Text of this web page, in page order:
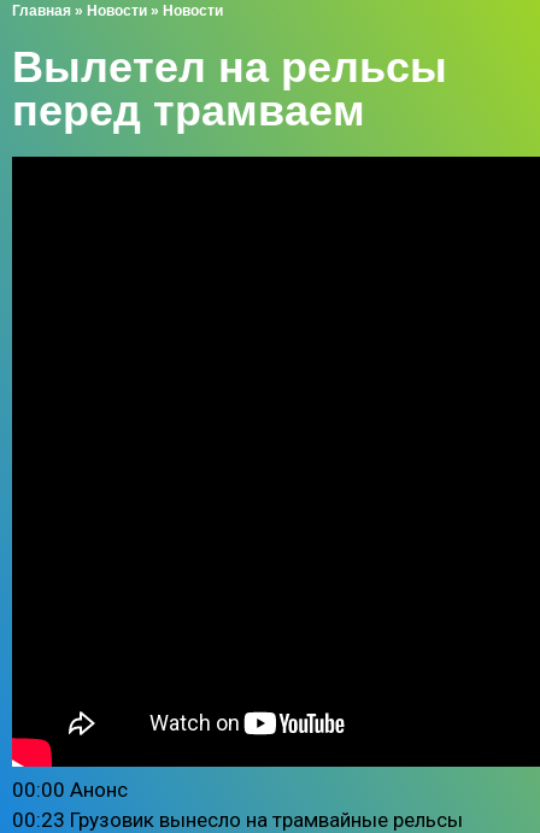
Главная » Новости » Новости
Вылетел на рельсы
перед трамваем
00:00 Анонс
00:23 Грузовик вынесло на трамвайные рельсы